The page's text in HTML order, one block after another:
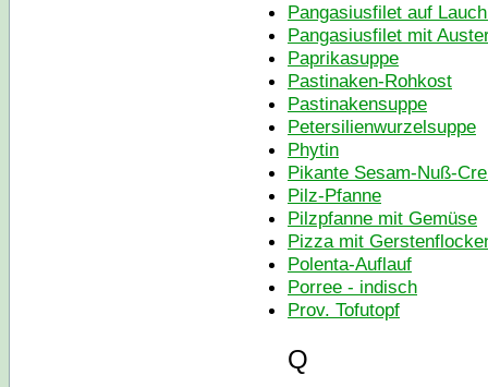
Pangasiusfilet auf
Pangasiusfilet mit
Paprikasuppe
Pastinaken-Rohkost
Pastinakensuppe
Petersilienwurzelsuppe
Phytin
Pikante Sesam-Nuß-
Pilz-Pfanne
Pilzpfanne mit Gemüse
Pizza mit
Polenta-Auflauf
Porree - indisch
Prov. Tofutopf
Q